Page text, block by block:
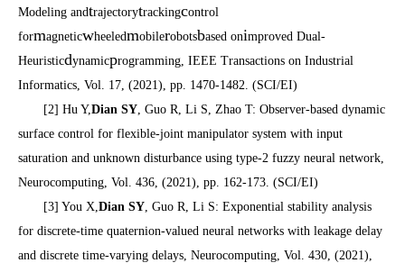
Modeling andtrajectorytrackingcontrol
formagneticwheeledmobilerobotsbased onimproved Dual-
Heuristicdynamicprogramming, IEEE Transactions on Industrial
Informatics, Vol. 17, (2021), pp. 1470-1482. (SCI/EI)
[2] Hu Y,Dian SY , Guo R, Li S, Zhao T: Observer-based dynamic
surface control for flexible-joint manipulator system with input
saturation and unknown disturbance using type-2 fuzzy neural network,
Neurocomputing, Vol. 436, (2021), pp. 162-173. (SCI/EI)
[3] You X, Dian SY , Guo R, Li S: Exponential stability analysis
for discrete-time quaternion-valued neural networks with leakage delay
and discrete time-varying delays, Neurocomputing, Vol. 430, (2021),